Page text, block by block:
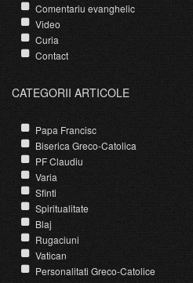
Comentariu evanghelic
Video
Curia
Contact
CATEGORII ARTICOLE
Papa Francisc
Biserica Greco-Catolica
PF Claudiu
Varia
Sfinti
Spiritualitate
Blaj
Rugaciuni
Vatican
Personalitati Greco-Catolice